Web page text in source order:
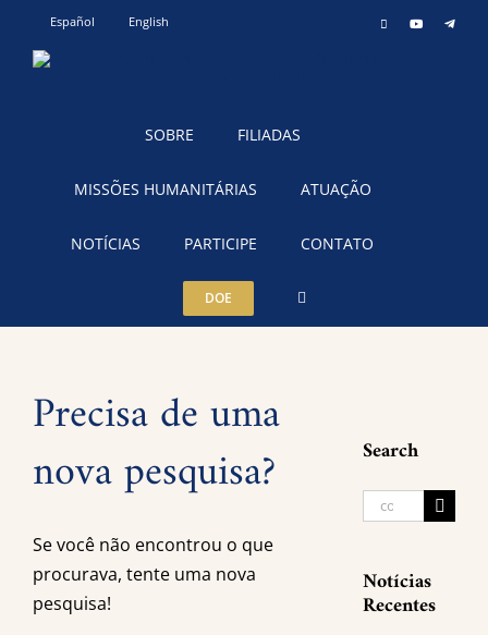
Español English InstagramYouTube
SOBRE FILIADAS
MISSÕES HUMANITÁRIAS ATUAÇÃO
NOTÍCIAS PARTICIPE CONTATO
DOE
Precisa de uma
nova pesquisa?
Se você não encontrou o que
procurava, tente uma nova
pesquisa!
Search
Buscar
Notícias
Recentes